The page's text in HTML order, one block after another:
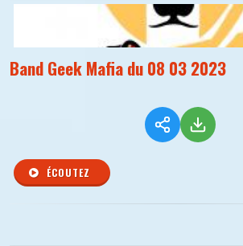
Band Geek Mafia du 08 03 2023
ÉCOUTEZ